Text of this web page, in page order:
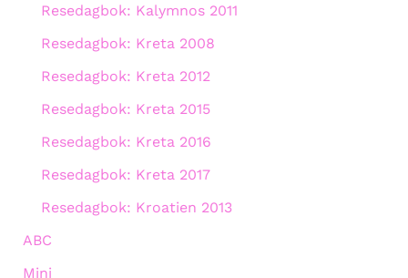
Resedagbok: Kalymnos 2011
Resedagbok: Kreta 2008
Resedagbok: Kreta 2012
Resedagbok: Kreta 2015
Resedagbok: Kreta 2016
Resedagbok: Kreta 2017
Resedagbok: Kroatien 2013
ABC
Mini